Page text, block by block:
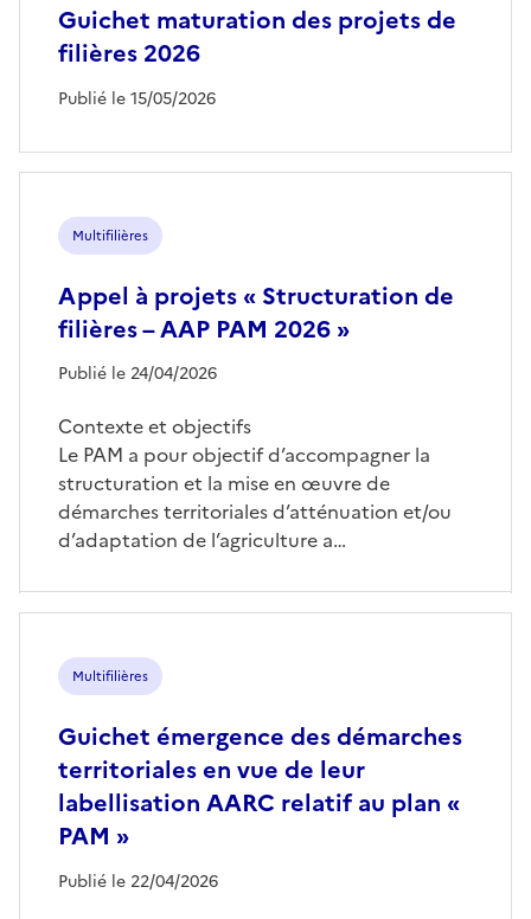
Guichet maturation des projets de
filières 2026
Publié le 15/05/2026
Multifilières
Appel à projets « Structuration de
filières – AAP PAM 2026 »
Publié le 24/04/2026
Contexte et objectifs
Le PAM a pour objectif d’accompagner la
structuration et la mise en œuvre de
démarches territoriales d’atténuation et/ou
d’adaptation de l’agriculture a…
Multifilières
Guichet émergence des démarches
territoriales en vue de leur
labellisation AARC relatif au plan «
PAM »
Publié le 22/04/2026